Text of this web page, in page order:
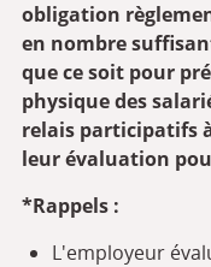
obligation
en nombre
que ce soit pour
physique des
relais participatifs
leur évaluation
*Rappels :
L'employeur